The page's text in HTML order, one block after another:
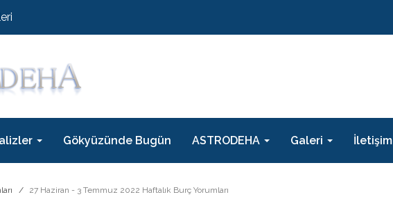
Gökyüzünde Bugün ASTRODEHA Galeri İletişim
27 Haziran - 3 Temmuz 2022 Haftalık Burç Yorumları